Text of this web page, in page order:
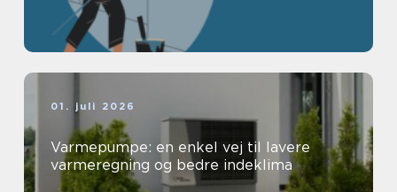
01. juli 2026
Varmepumpe: en enkel vej til lavere
varmeregning og bedre indeklima